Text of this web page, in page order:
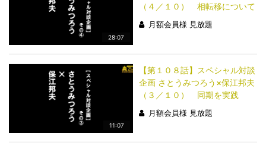
28:07
（４／１０） 相転移について
月額会員様 見放題
11:07
【第１０８話】スペシャル対談
企画 さとうみつろう×保江邦夫
（３／１０） 同期を実践
月額会員様 見放題